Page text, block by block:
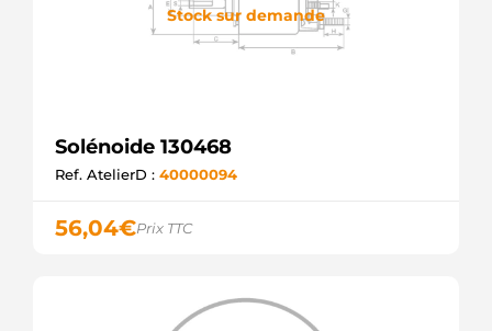
Stock sur demande
Solénoide 130468
Ref. AtelierD : 40000094
56,04€Prix TTC